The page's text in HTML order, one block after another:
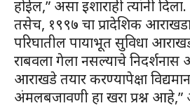
होईल,” असा इशाराही त्यांनी दिला.
तसेच, १९९७ चा प्रादेशिक
परिघातील पायाभूत सुविधा
राबवला गेला नसल्याचे
आराखडे तयार करण्यापेक्षा
अंमलबजावणी हा खरा प्रश्न आहे,”